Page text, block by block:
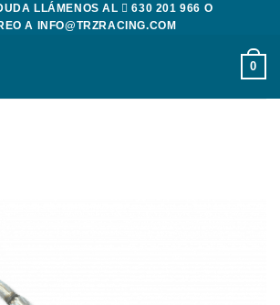
LLÁMENOS AL 630 201 966 O
A
INFO@TRZRACING.COM
0